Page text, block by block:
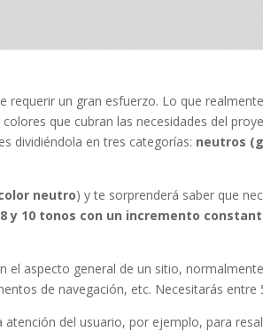
requerir un gran esfuerzo. Lo que
que cubran las necesidades del
dividiéndola en tres categorías: neutros
neutro) y te sorprenderá saber que
y 10 tonos con un incremento
el aspecto general de un sitio,
de navegación, etc. Necesitarás entre
atención del usuario, por ejemplo, para